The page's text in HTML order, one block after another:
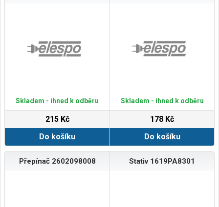
Skladem - ihned k odběru
215 Kč
Do košíku
Skladem - ihned k odběru
178 Kč
Do košíku
Přepínač 2602098008 Stativ 1619PA8301